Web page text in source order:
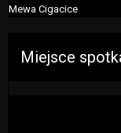
Mewa Cigacice
Miejsce